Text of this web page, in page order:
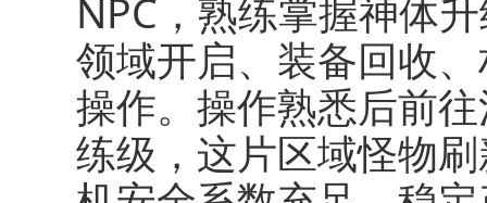
NPC，熟练掌握神体
领域开启、装备回收
操作。操作熟悉后前
练级，这片区域怪物